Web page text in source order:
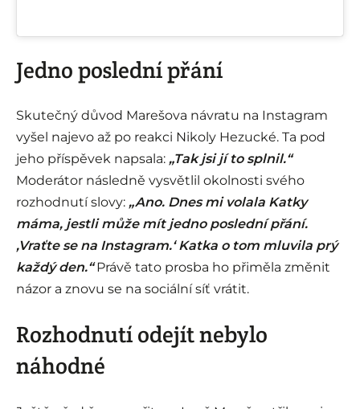
Jedno poslední přání
Skutečný důvod Marešova návratu na Instagram
vyšel najevo až po reakci Nikoly Hezucké. Ta pod
jeho příspěvek napsala: „Tak jsi jí to splnil.“
Moderátor následně vysvětlil okolnosti svého
rozhodnutí slovy: „Ano. Dnes mi volala Katky
máma, jestli může mít jedno poslední přání.
‚Vraťte se na Instagram.‘ Katka o tom mluvila prý
každý den.“Právě tato prosba ho přiměla změnit
názor a znovu se na sociální síť vrátit.
Rozhodnutí odejít nebylo
náhodné